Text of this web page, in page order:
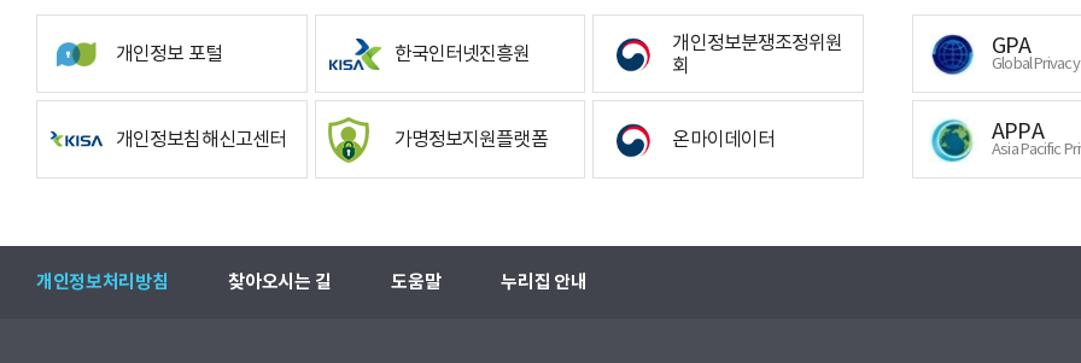
개인정보 포털 한국인터넷진흥원
개인정보분쟁조정위원
회
개인정보침해신고센터 가명정보지원플랫폼 온마이데이터
GPA
Global
APPA
Asia Pacific
개인정보처리방침 찾아오시는 길 도움말 누리집 안내